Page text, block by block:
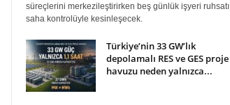
süreçlerini merkezileştirirken beş günlük işyeri ruhsatı
saha kontrolüyle kesinleşecek.
Türkiye’nin 33 GW’lık
depolamalı RES ve GES proje
havuzu neden yalnızca...